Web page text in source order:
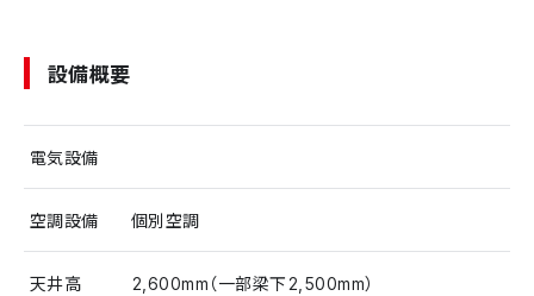
設備概要
電気設備
空調設備 個別空調
天井高 2,600mm（一部梁下2,500mm）